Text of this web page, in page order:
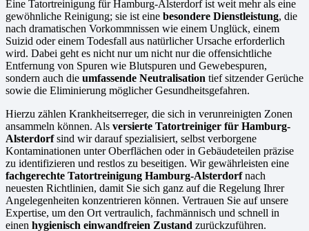
Eine Tatortreinigung für Hamburg-Alsterdorf ist weit mehr als eine
gewöhnliche Reinigung; sie ist eine besondere Dienstleistung, die
nach dramatischen Vorkommnissen wie einem Unglück, einem
Suizid oder einem Todesfall aus natürlicher Ursache erforderlich
wird. Dabei geht es nicht nur um nicht nur die offensichtliche
Entfernung von Spuren wie Blutspuren und Gewebespuren,
sondern auch die umfassende Neutralisation tief sitzender Gerüche
sowie die Eliminierung möglicher Gesundheitsgefahren.
Hierzu zählen Krankheitserreger, die sich in verunreinigten Zonen
ansammeln können. Als versierte Tatortreiniger für Hamburg-
Alsterdorfsind wir darauf spezialisiert, selbst verborgene
Kontaminationen unter Oberflächen oder in Gebäudeteilen präzise
zu identifizieren und restlos zu beseitigen. Wir gewährleisten eine
fachgerechte Tatortreinigung Hamburg-Alsterdorfnach
neuesten Richtlinien, damit Sie sich ganz auf die Regelung Ihrer
Angelegenheiten konzentrieren können. Vertrauen Sie auf unsere
Expertise, um den Ort vertraulich, fachmännisch und schnell in
einen hygienisch einwandfreien Zustand zurückzuführen.